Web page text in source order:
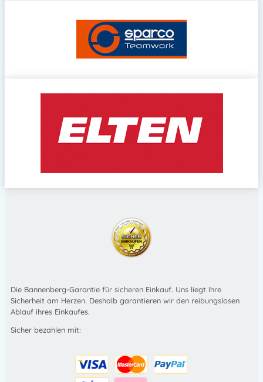
Die Bannenberg-Garantie für sicheren Einkauf. Uns liegt Ihre
Sicherheit am Herzen. Deshalb garantieren wir den reibungslosen
Ablauf ihres Einkaufes.
Sicher bezahlen mit: